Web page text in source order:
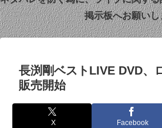
掲示板へお願いし
長渕剛ベストLIVE DVD、
販売開始
X Facebook